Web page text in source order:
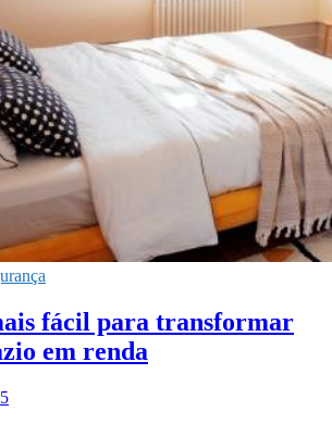
fácil para transformar
em renda